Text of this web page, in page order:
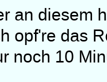
an diesem
opf're das
noch 10